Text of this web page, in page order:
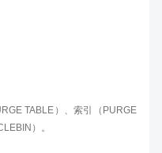
TABLE）、索引（PURGE
）。